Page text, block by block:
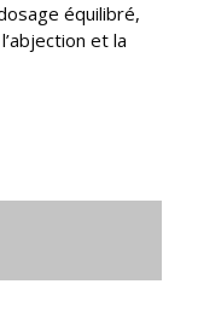
équilibré,
et la